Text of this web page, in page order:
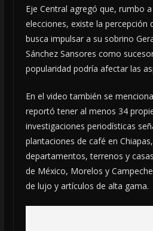
Eje Central agregó que, rumbo
elecciones, existe la percepción
busca impulsar a su sobrino
Sánchez Sansores como
popularidad podría afectar las
En el video también se
reportó tener al menos 34
investigaciones periodísticas
plantaciones de café en
departamentos, terrenos y
de México, Morelos y
de lujo y artículos de alta gama.